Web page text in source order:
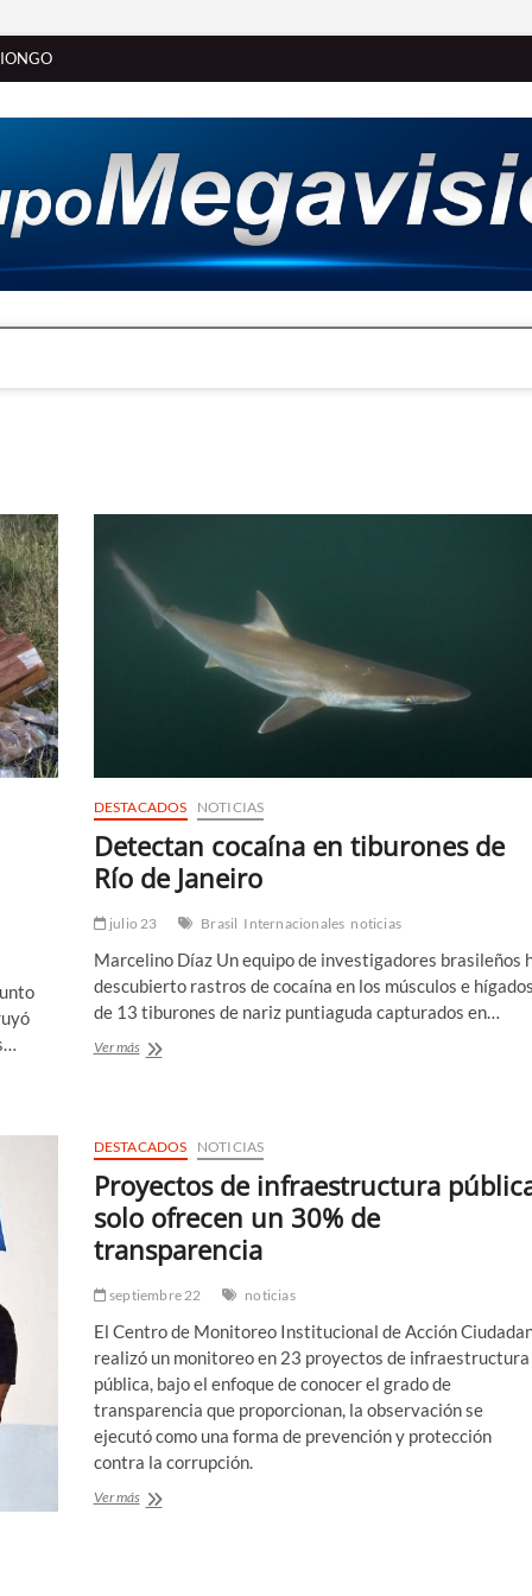
DESTACADOS NOTICIAS
Detectan cocaína en tiburones de
Río de Janeiro
julio 23 Brasil Internacionales noticias
Marcelino Díaz Un equipo de investigadores brasileños
descubierto rastros de cocaína en los músculos e
de 13 tiburones de nariz puntiaguda capturados en…
Ver másDetectan
Río
Janeiro
DESTACADOS NOTICIAS
Proyectos de infraestructura
solo ofrecen un 30% de
transparencia
septiembre 22 noticias
El Centro de Monitoreo Institucional de Acción
realizó un monitoreo en 23 proyectos de infraestructura
pública, bajo el enfoque de conocer el grado de
transparencia que proporcionan, la observación se
ejecutó como una forma de prevención y protección
contra la corrupción.
Ver másProyectos